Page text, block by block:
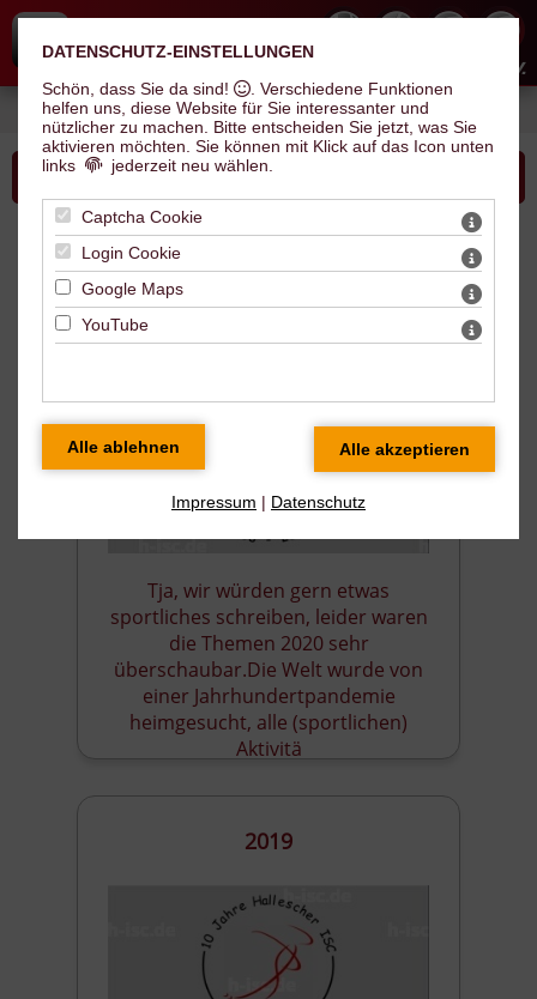
Hallescher Inline Skate Club e.V.
Sie sind hier: Verein >Auf einen Blick> Vereinschronik
Bitte wählen Sie...
Vereinschronik
2020
Tja, wir würden gern etwas
sportliches schreiben, leider waren
die Themen 2020 sehr
überschaubar.Die Welt wurde von
einer Jahrhundertpandemie
heimgesucht, alle (sportlichen)
Aktivitä
2019
DATENSCHUTZ-EINSTELLUNGEN
Schön, dass Sie da sind!
. Verschiedene Funktionen
helfen uns, diese Website für Sie interessanter und
nützlicher zu machen.
Bitte entscheiden Sie jetzt, was Sie
aktivieren möchten. Sie können mit Klick auf das Icon unten
links
jederzeit neu wählen.
Captcha Cookie
Login Cookie
Google Maps
YouTube
Impressum | Datenschutz